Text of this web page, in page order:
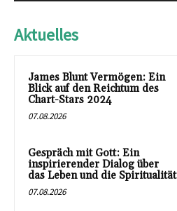
Aktuelles
James Blunt Vermögen: Ein
Blick auf den Reichtum des
Chart-Stars 2024
07.08.2026
Gespräch mit Gott: Ein
inspirierender Dialog über
das Leben und die Spiritualität
07.08.2026